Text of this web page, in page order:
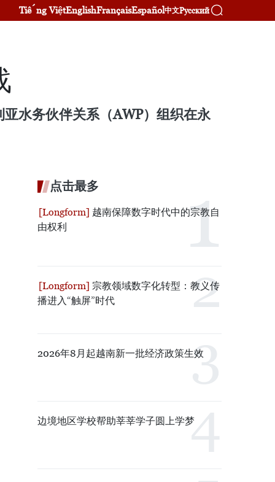
Tiếng ViệtEnglishFrançaisEspañol中文Русский
水务伙伴关系（AWP）组织在永
点击最多
越南保障数字时代中的宗教自
由权利
宗教领域数字化转型：教义传
播进入“触屏”时代
2026年8月起越南新一批经济政策生效
边境地区学校帮助莘莘学子圆上学梦